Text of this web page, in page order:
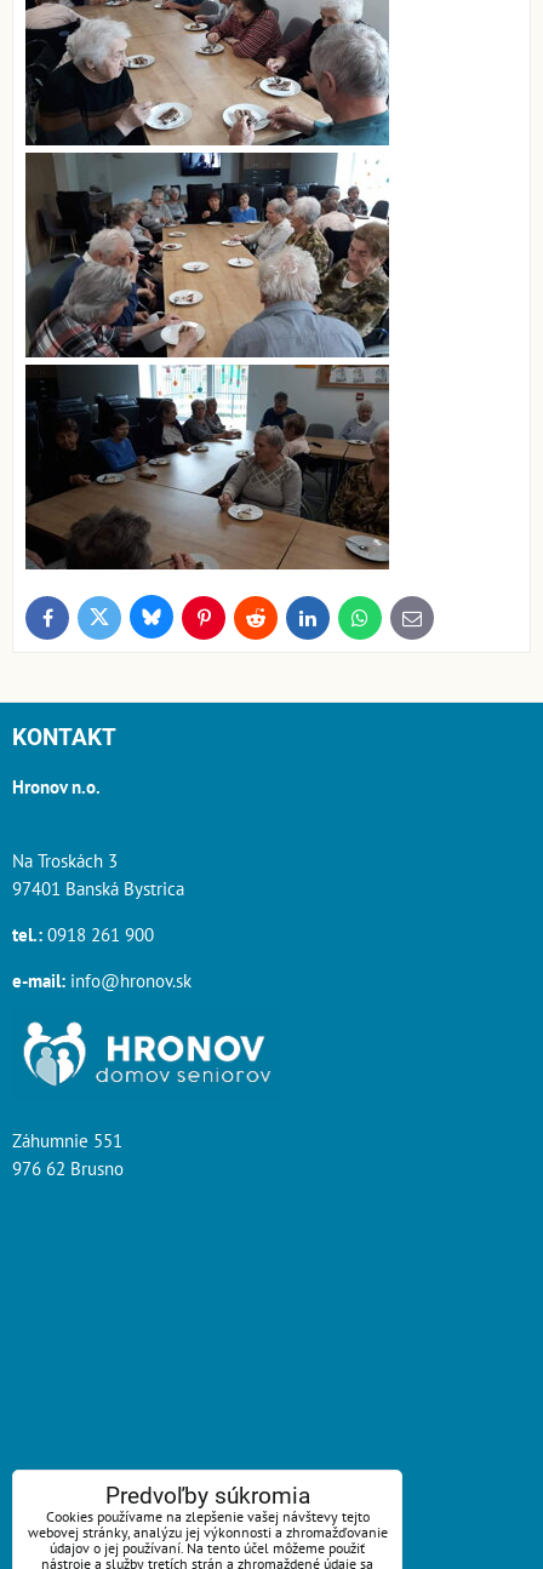
FacebookTwitter BlueskyPinterestReddit LinkedInWhatsApp
E-
mail
KONTAKT
Hronov n.o.
Na Troskách 3
97401 Banská Bystrica
tel.: 0918 261 900
e-mail: info@hronov.sk
Záhumnie 551
976 62 Brusno
ZAVOLÁME VÁM SPÄŤ
Váš telefón:*
Predvoľby súkromia
Cookies používame na zlepšenie vašej návštevy tejto
webovej stránky, analýzu jej výkonnosti a zhromažďovanie
údajov o jej používaní. Na tento účel môžeme použiť
nástroje a služby tretích strán a zhromaždené údaje sa